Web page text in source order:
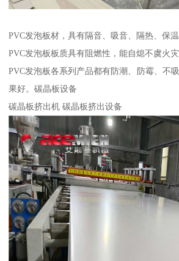
PVC发泡板材，具有隔音、吸音、隔热、保温
PVC发泡板板质具有阻燃性，能自熄不虞火
PVC发泡板各系列产品都有防潮、防霉、不
果好。碳晶板设备
碳晶板挤出机 碳晶板挤出设备